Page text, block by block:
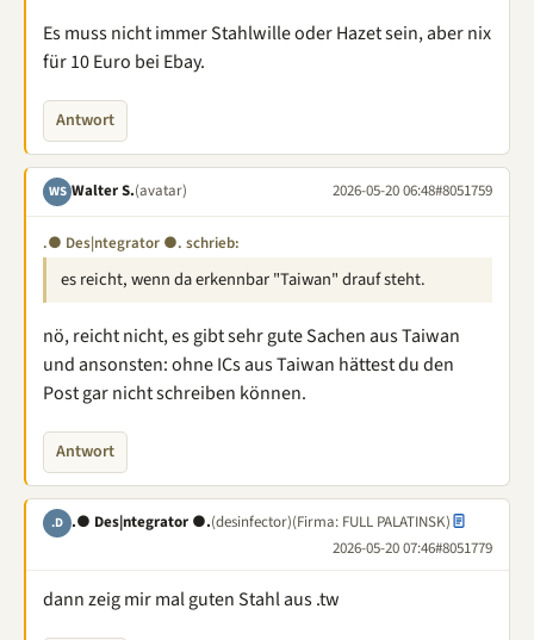
Es muss nicht immer Stahlwille oder Hazet sein, aber nix
für 10 Euro bei Ebay.
Antwort
WS Walter S.(avatar) 2026-05-20 06:48#8051759
.● Des|ntegrator ●. schrieb:
es reicht, wenn da erkennbar "Taiwan" drauf steht.
nö, reicht nicht, es gibt sehr gute Sachen aus Taiwan
und ansonsten: ohne ICs aus Taiwan hättest du den
Post gar nicht schreiben können.
Antwort
.D .● Des|ntegrator ●.(desinfector)(Firma: FULL PALATINSK)
2026-05-20 07:46#8051779
dann zeig mir mal guten Stahl aus .tw